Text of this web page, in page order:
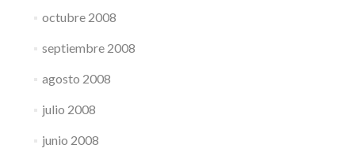
octubre 2008
septiembre 2008
agosto 2008
julio 2008
junio 2008